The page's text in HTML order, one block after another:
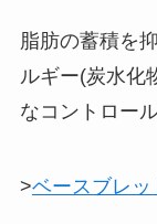
脂肪の蓄積を
ルギー(炭水化
なコントロー
>ベースブレッ